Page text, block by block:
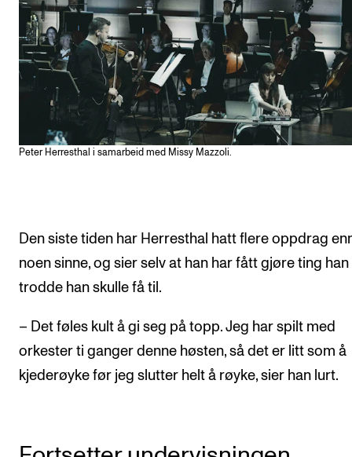
Peter Herresthal i samarbeid med Missy Mazzoli.
Den siste tiden har Herresthal hatt flere oppdrag
noen sinne, og sier selv at han har fått gjøre ting
trodde han skulle få til.
– Det føles kult å gi seg på topp. Jeg har spilt med
orkester ti ganger denne høsten, så det er litt som å
kjederøyke før jeg slutter helt å røyke, sier han lurt.